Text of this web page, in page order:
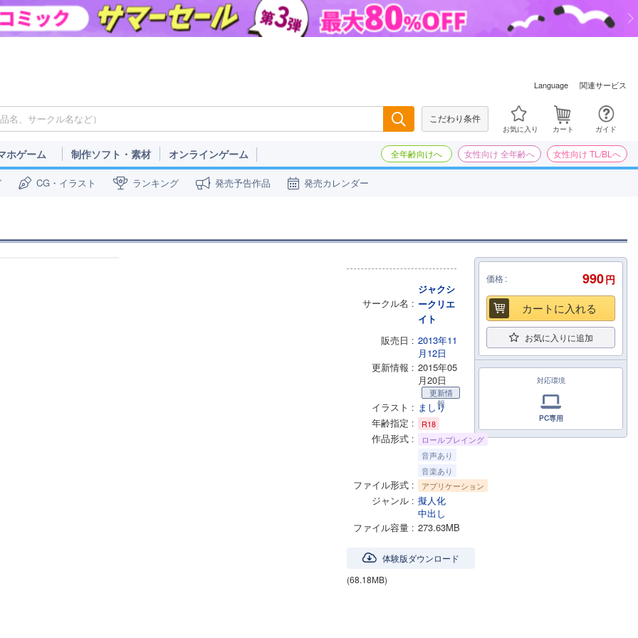
Language 関連サービス
こだわり条件
お気に入り カート ガイド
ホゲーム 制作ソフト・素材 オンラインゲーム 全年齢向けへ 女性向け 全年齢へ 女性向け TL/BLへ
CG・イラスト ランキング 発売予告作品 発売カレンダー
サークル名
ジャクシ
ークリエ
イト
販売日
2013年11
月12日
更新情報
2015年05
月20日
更新情
報
イラスト
ましり
年齢指定
R18
作品形式
ロールプレイング
音声あり
音楽あり
ファイル形式 アプリケーション
ジャンル
擬人化
中出し
ファイル容量
273.63MB
体験版ダウンロード
(68.18MB)
価格 990円
カートに入れる
お気に入りに追加
対応環境
PC専用